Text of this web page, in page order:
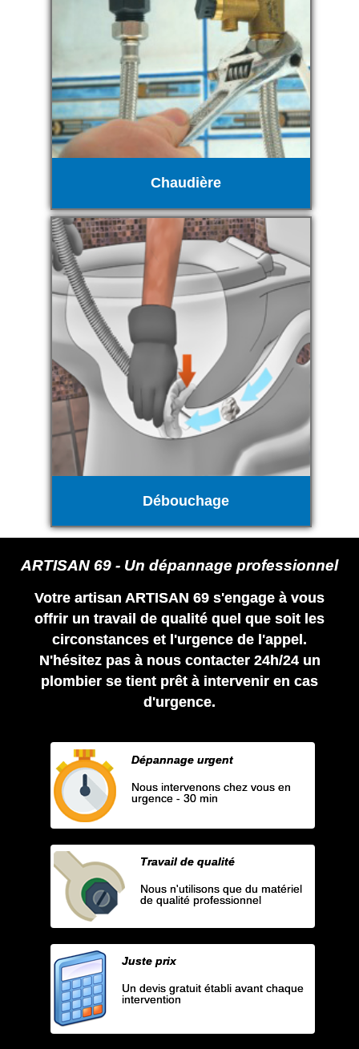
Chaudière
Débouchage
ARTISAN 69 - Un dépannage professionnel
Votre artisan ARTISAN 69 s'engage à vous
offrir un travail de qualité quel que soit les
circonstances et l'urgence de l'appel.
N'hésitez pas à nous contacter 24h/24 un
plombier se tient prêt à intervenir en cas
d'urgence.
Dépannage urgent
Nous intervenons chez vous en
urgence - 30 min
Travail de qualité
Nous n'utilisons que du matériel
de qualité professionnel
Juste prix
Un devis gratuit établi avant chaque
intervention